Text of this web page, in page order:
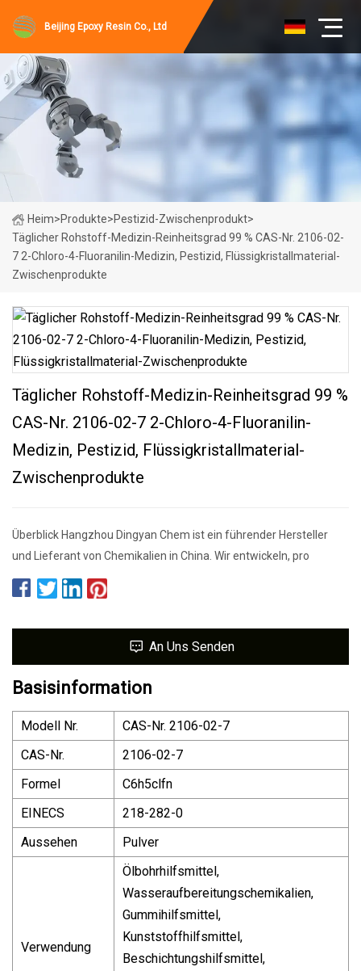
Beijing Epoxy Resin Co., Ltd
Heim>Produkte>Pestizid-Zwischenprodukt>
Täglicher Rohstoff-Medizin-Reinheitsgrad 99 % CAS-Nr. 2106-02-
7 2-Chloro-4-Fluoranilin-Medizin, Pestizid, Flüssigkristallmaterial-
Zwischenprodukte
Täglicher Rohstoff-Medizin-Reinheitsgrad 99 %
CAS-Nr. 2106-02-7 2-Chloro-4-Fluoranilin-
Medizin, Pestizid, Flüssigkristallmaterial-
Zwischenprodukte
Überblick Hangzhou Dingyan Chem ist ein führender Hersteller
und Lieferant von Chemikalien in China. Wir entwickeln, pro
An Uns Senden
Basisinformation
Modell Nr.
CAS-Nr. 2106-02-7
CAS-Nr.
2106-02-7
Formel
C6h5clfn
EINECS
218-282-0
Aussehen
Pulver
Verwendung
Ölbohrhilfsmittel,
Wasseraufbereitungschemikalien,
Gummihilfsmittel,
Kunststoffhilfsmittel,
Beschichtungshilfsmittel,